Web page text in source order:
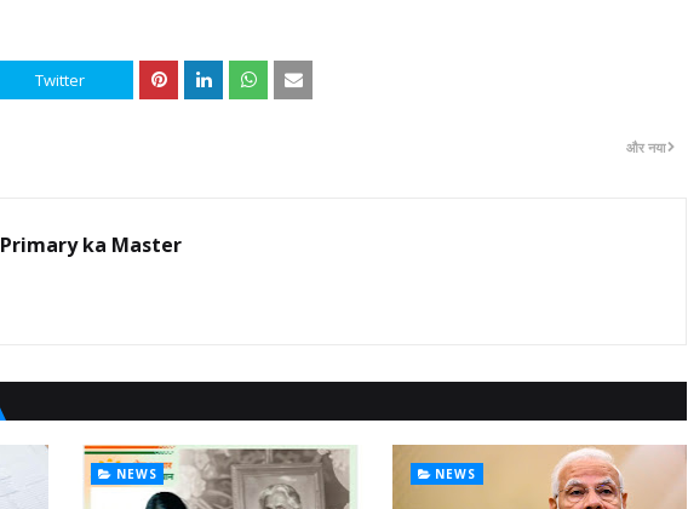
Twitter
और नया
Primary ka Master
NEWS NEWS